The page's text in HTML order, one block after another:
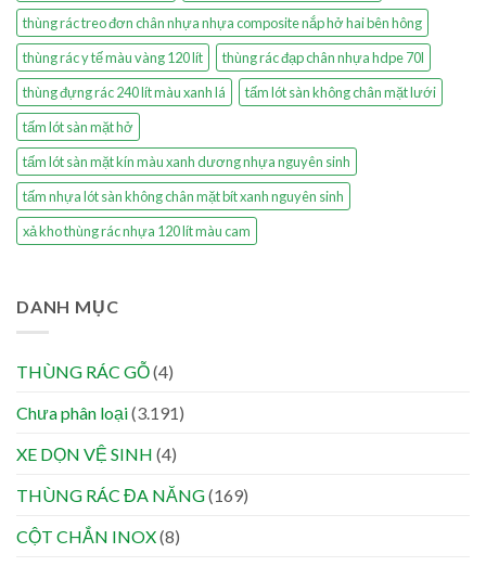
thùng rác treo đơn chân nhựa nhựa composite nắp hở hai bên hông
thùng rác y tế màu vàng 120 lít
thùng rác đạp chân nhựa hdpe 70l
thùng đựng rác 240 lít màu xanh lá
tấm lót sàn không chân mặt lưới
tấm lót sàn mặt hở
tấm lót sàn mặt kín màu xanh dương nhựa nguyên sinh
tấm nhựa lót sàn không chân mặt bít xanh nguyên sinh
xả kho thùng rác nhựa 120 lít màu cam
DANH MỤC
THÙNG RÁC GỖ(4)
Chưa phân loại(3.191)
XE DỌN VỆ SINH (4)
THÙNG RÁC ĐA NĂNG(169)
CỘT CHẮN INOX(8)